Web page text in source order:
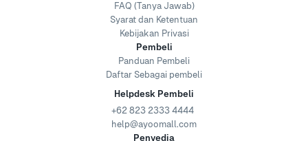
FAQ (Tanya Jawab)
Syarat dan Ketentuan
Kebijakan Privasi
Pembeli
Panduan Pembeli
Daftar Sebagai pembeli
Helpdesk Pembeli
+62 823 2333 4444
help@ayoomall.com
Penyedia